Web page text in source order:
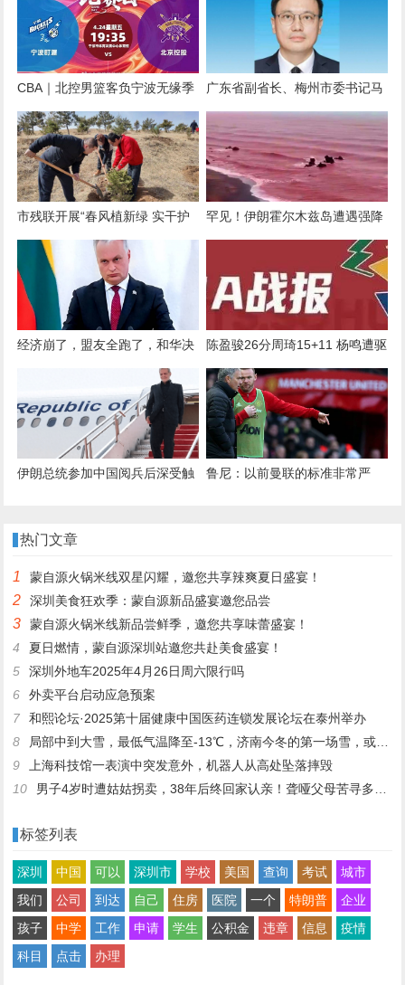
CBA｜北控男篮客负宁波无缘季
后赛，赛季目标未能达成
广东省副省长、梅州市委书记马
正勇调任四川省政府党组成员
市残联开展“春风植新绿 实干护
青山”主题党日活动
罕见！伊朗霍尔木兹岛遭遇强降
雨，部分海域变成“血色海洋”
经济崩了，盟友全跑了，和华决
裂的欧洲小国，现在急盼中国伸
手？
陈盈骏26分周琦15+11 杨鸣遭驱
逐北京送辽宁首败
伊朗总统参加中国阅兵后深受触
伊25年合作协议
鲁尼：以前曼联的标准非常严
热门文章
1 蒙自源火锅米线双星闪耀，邀您共享辣爽夏日盛宴！
2 深圳美食狂欢季：蒙自源新品盛宴邀您品尝
3
蒙自源火锅米线新品尝鲜季，邀您共享味蕾盛宴！
4
夏日燃情，蒙自源深圳站邀您共赴美食盛宴！
5
深圳外地车2025年4月26日周六限行吗
6
外卖平台启动应急预案
7
和熙论坛·2025第十届健康中国医药连锁发展论坛在泰州举办
8
局部中到大雪，最低气温降至-13℃，济南今冬的第一场雪，或跟去年同一时间！
9
上海科技馆一表演中突发意外，机器人从高处坠落摔毁
10
男子4岁时遭姑姑拐卖，38年后终回家认亲！聋哑父母苦寻多年，母亲已抱憾离世丨红星寻人
标签列表
深圳 中国 可以 深圳市 学校 美国 查询 考试
城市
我们
公司 到达 自己 住房 医院 一个 特朗普
企业
孩子
中学 工作 申请 学生 公积金 违章 信息
疫情
科目
点击 办理